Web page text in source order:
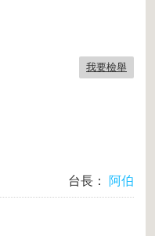
我要檢舉
台長： 阿伯